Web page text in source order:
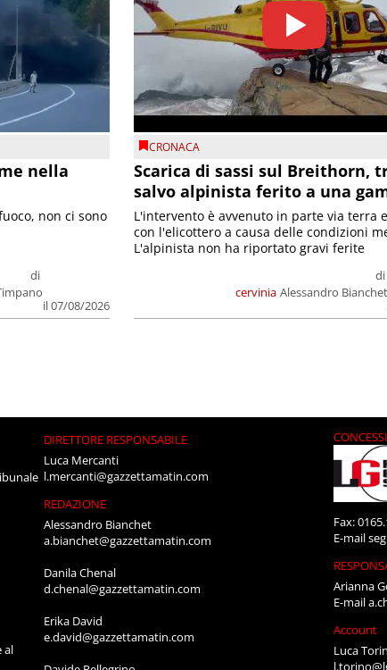
nella
di
il 07/08/2026
non ci sono
CRONACA
Scarica di sassi sul Breithorn,
salvo alpinista ferito a una
cervinia
di
Alessandro Bianchet
L'intervento è avvenuto in parte via terra
con l'elicottero a causa delle condizioni
L'alpinista non ha riportato gravi ferite
al
DIRETTORE RESPONSABILE
Luca Mercanti
l.mercanti@gazzettamatin.com
REDAZIONE
Alessandro Bianchet
a.bianchet@gazzettamatin.com
Danila Chenal
d.chenal@gazzettamatin.com
Erika David
e.david@gazzettamatin.com
Fax:
E-mail
Arianna
E-mail
Account
Luca